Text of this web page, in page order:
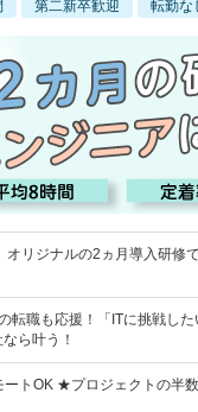
第二新卒歓迎 転勤な
オリジナルの2ヵ月導入研修
転職も応援！「ITに挑戦し
ら叶う！
トOK ★プロジェクトの半